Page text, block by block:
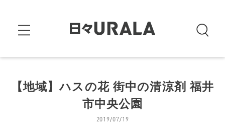
【地域】ハスの花 街中の清涼剤 福井
市中央公園
2019/07/19